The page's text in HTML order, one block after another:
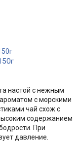
настой с нежным
с морскими
чай схож с
содержанием
При
давление.